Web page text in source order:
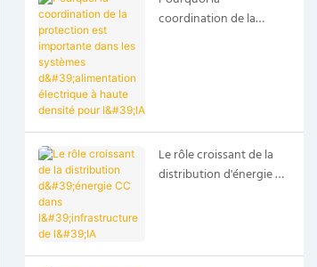
coordination de la
Le rôle croissant de la
distribution d'énergie CC